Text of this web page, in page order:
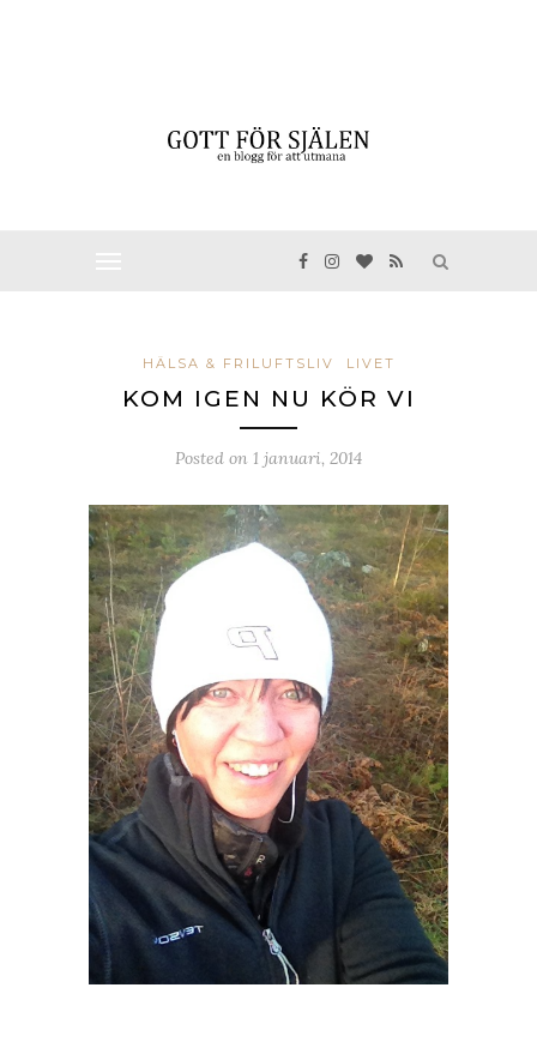
HÄLSA & FRILUFTSLIV LIVET
KOM IGEN NU KÖR VI
Posted on 1 januari, 2014